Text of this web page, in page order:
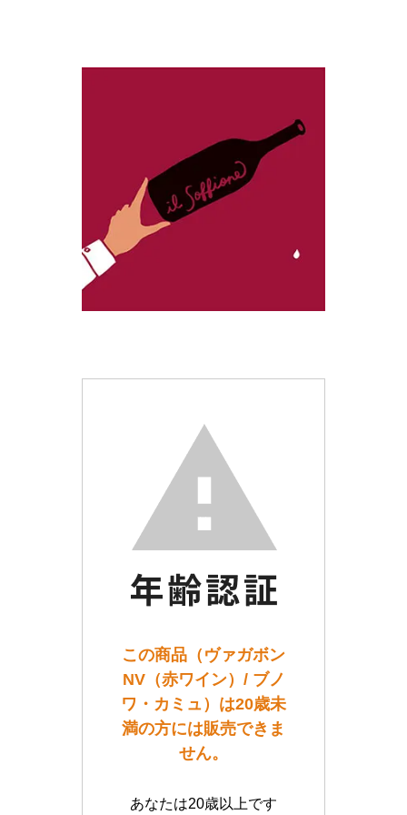
この商品（ヴァガボン
NV（赤ワイン）/ ブノ
ワ・カミュ）は20歳未
満の方には販売できま
せん。
あなたは20歳以上です